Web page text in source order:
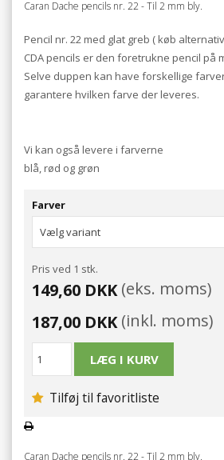
Caran Dache pencils nr. 22 - Til 2 mm bly.
Pencil nr. 22 med glat greb ( køb
CDA pencils er den foretrukne pencil på
Selve duppen kan have forskellige
garantere hvilken farve der leveres.
Vi kan også levere i farverne
blå, rød og grøn
Farver
Pris ved 1 stk.
149,60 DKK(eks. moms)
187,00 DKK(inkl. moms)
Tilføj til favoritliste
Caran Dache pencils nr. 22 - Til 2 mm bly.